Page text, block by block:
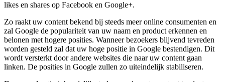
likes en shares op Facebook en Google+.
Zo raakt uw content bekend bij steeds meer online consumenten en
zal Google de populariteit van uw naam en product erkennen en
belonen met hogere posities. Wanneer bezoekers blijvend tevreden
worden gesteld zal dat uw hoge positie in Google bestendigen. Dit
wordt versterkt door andere websites die naar uw content gaan
linken. De posities in Google zullen zo uiteindelijk stabiliseren.